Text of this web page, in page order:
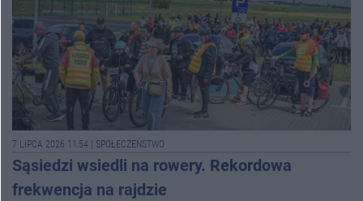
7 LIPCA 2026 11:54 | SPOŁECZEŃSTWO
Sąsiedzi wsiedli na rowery. Rekordowa
frekwencja na rajdzie